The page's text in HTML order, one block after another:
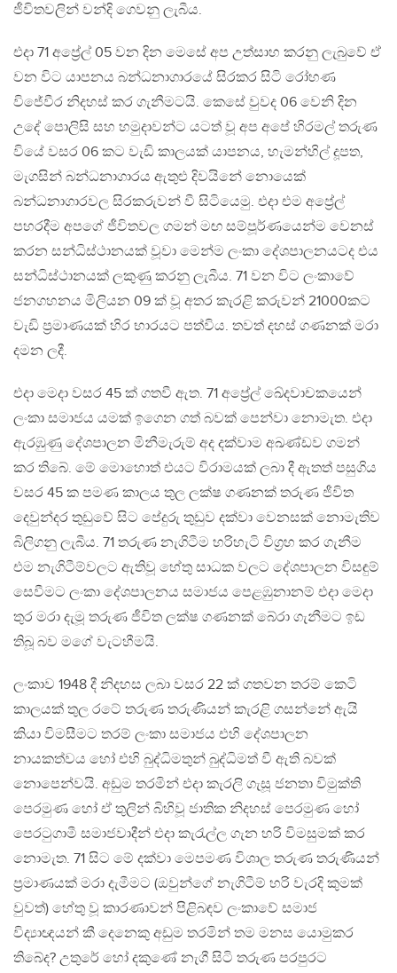
ජීවිතවලින් වන්දි ගෙවනු ලැබීය.
එදා 71 අප්‍රේල් 05 වන දින මෙසේ අප උත්සාහ කරනු ලැබුවේ ඒ
වන විට යාපනය බන්ධනාගාරයේ සිරකර සිටි රෝහණ
විජේවීර නිදහස් කර ගැනීමටයි. කෙසේ වුවද 06 වෙනි දින
උදේ පොලිසි සහ හමුදාවන්ට යටත් වූ අප අපේ හිරමල් තරුණ
වියේ වසර 06 කට වැඩි කාලයක් යාපනය, හැමන්හිල් දූපත,
මැගසින් බන්ධනාගාරය ඇතුළු දිවයිනේ නොයෙක්
බන්ධනාගාරවල සිරකරුවන් වී සිටියෙමු. එදා එම අප්‍රේල්
පහරදීම අපගේ ජීවිතවල ගමන් මඟ සම්පූර්ණයෙන්ම වෙනස්
කරන සන්ධිස්ථානයක් වූවා මෙන්ම ලංකා දේශපාලනයටද එය
සන්ධිස්ථානයක් ලකුණු කරනු ලැබීය. 71 වන විට ලංකාවේ
ජනගහනය මිලියන 09 ක් වූ අතර කැරළි කරුවන් 21000කට
වැඩි ප්‍රමාණයක් හිර භාරයට පත්විය. තවත් දහස් ගණනක් මරා
දමන ලදී.
එදා මෙදා වසර 45 ක් ගතවී ඇත. 71 අප්‍රේල් ඛේදවාචකයෙන්
ලංකා සමාජය යමක් ඉගෙන ගත් බවක් පෙන්වා නොමැත. එදා
ඇරඹුණු දේශපාලන මිනීමැරුම් අද දක්වාම අඛණ්ඩව ගමන්
කර තිබේ. මේ මොහොත් එයට විරාමයක් ලබා දී ඇතත් පසුගිය
වසර 45 ක පමණ කාලය තුල ලක්ෂ ගණනක් තරුණ ජීවිත
දෙවුන්දර තුඩුවේ සිට පේදුරු තුඩුව දක්වා වෙනසක් නොමැතිව
බිලිගනු ලැබීය. 71 තරුණ නැගිටීම හරිහැටි විග්‍රහ කර ගැනීම
එම නැගිටීම්වලට ඇතිවූ හේතු සාධක වලට දේශපාලන විසඳුම්
සෙවීමට ලංකා දේශපාලනය සමාජය පෙළඹුනානම් එදා මෙදා
තුර මරා දැමූ තරුණ ජීවිත ලක්ෂ ගණනක් බේරා ගැනීමට ඉඩ
තිබූ බව මගේ වැටහීමයි.
ලංකාව 1948 දී නිදහස ලබා වසර 22 ක් ගතවන තරම් කෙටි
කාලයක් තුල රටේ තරුණ තරුණියන් කැරළි ගසන්නේ ඇයි
කියා විමසීමට තරම් ලංකා සමාජය එහි දේශපාලන
නායකත්වය හෝ එහි බුද්ධිමතුන් බුද්ධිමත් වී ඇති බවක්
නොපෙන්වයි. අඩුම තරමින් එදා කැරලි ගැසූ ජනතා විමුක්ති
පෙරමුණ හෝ ඒ තුලින් බිහිවූ ජාතික නිදහස් පෙරමුණ හෝ
පෙරටුගාමී සමාජවාදීන් එදා කැරැල්ල ගැන හරි විමසුමක් කර
නොමැත. 71 සිට මේ දක්වා මෙපමණ විශාල තරුණ තරුණියන්
ප්‍රමාණයක් මරා දැමීමට (ඔවුන්ගේ නැගිටීම් හරි වැරදි කුමක්
වුවත්) හේතු වූ කාරණාවන් පිළිබඳව ලංකාවේ සමාජ
විද්‍යාඥයන් කී දෙනෙකු අඩුම තරමින් තම මනස යොමුකර
තිබේද? උතුරේ හෝ දකුණේ නැගී සිටි තරුණ පරපුරට